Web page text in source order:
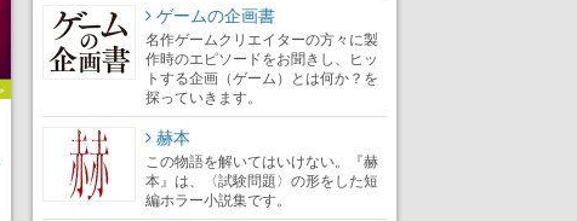
ゲームの企画書
名作ゲームクリエイターの方々に製
作時のエピソードをお聞きし、ヒッ
トする企画（ゲーム）とは何か？を
探っていきます。
赫本
この物語を解いてはいけない。『赫
本』は、〈試験問題〉の形をした短
編ホラー小説集です。